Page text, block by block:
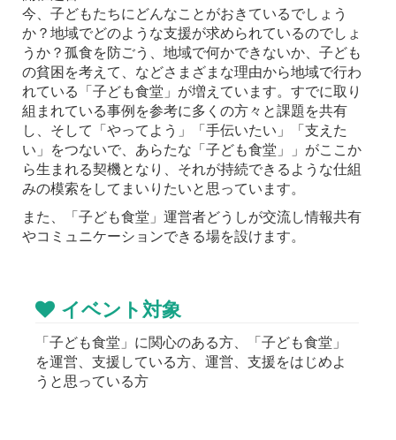
今、子どもたちにどんなことがおきているでしょう
か？地域でどのような支援が求められているのでしょ
うか？孤食を防ごう、地域で何かできないか、子ども
の貧困を考えて、などさまざまな理由から地域で行わ
れている「子ども食堂」が増えています。すでに取り
組まれている事例を参考に多くの方々と課題を共有
し、そして「やってよう」「手伝いたい」「支えた
い」をつないで、あらたな「子ども食堂」」がここか
ら生まれる契機となり、それが持続できるような仕組
みの模索をしてまいりたいと思っています。
また、「子ども食堂」運営者どうしが交流し情報共有
やコミュニケーションできる場を設けます。
イベント対象
「子ども食堂」に関心のある方、「子ども食堂」
を運営、支援している方、運営、支援をはじめよ
うと思っている方